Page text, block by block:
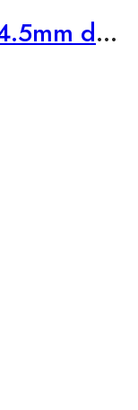
Verighete Aur Galben 4.5mm d531-g